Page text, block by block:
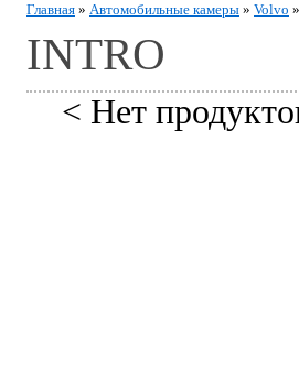
Главная » Автомобильные камеры » Volvo »
INTRO
< Нет